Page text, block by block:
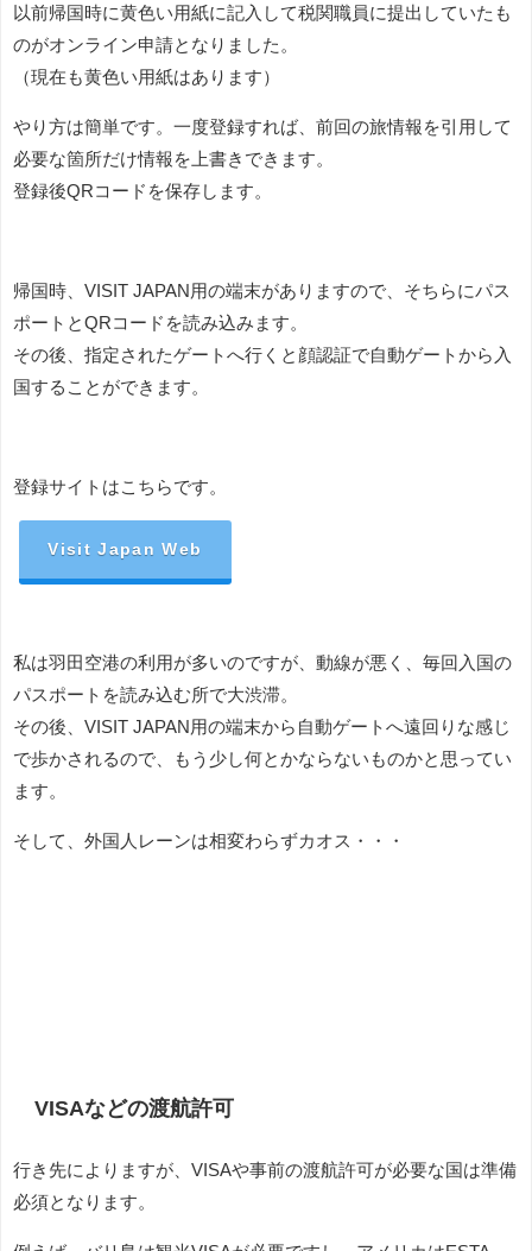
以前帰国時に黄色い用紙に記入して税関職員に提出していたも
のがオンライン申請となりました。
（現在も黄色い用紙はあります）
やり方は簡単です。一度登録すれば、前回の旅情報を引用して
必要な箇所だけ情報を上書きできます。
登録後QRコードを保存します。
帰国時、VISIT JAPAN用の端末がありますので、そちらにパス
ポートとQRコードを読み込みます。
その後、指定されたゲートへ行くと顔認証で自動ゲートから入
国することができます。
登録サイトはこちらです。
Visit Japan Web
私は羽田空港の利用が多いのですが、動線が悪く、毎回入国の
パスポートを読み込む所で大渋滞。
その後、VISIT JAPAN用の端末から自動ゲートへ遠回りな感じ
で歩かされるので、もう少し何とかならないものかと思ってい
ます。
そして、外国人レーンは相変わらずカオス・・・
VISAなどの渡航許可
行き先によりますが、VISAや事前の渡航許可が必要な国は準備
必須となります。